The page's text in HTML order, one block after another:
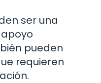
ser una
pueden
requieren